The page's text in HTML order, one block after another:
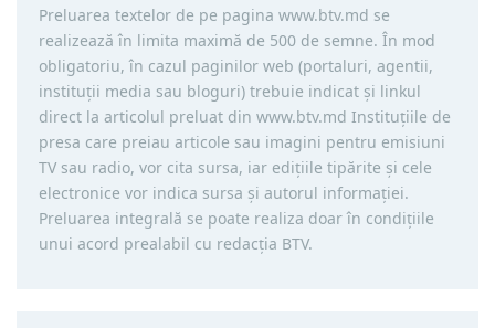
Preluarea textelor de pe pagina www.btv.md se
realizează în limita maximă de 500 de semne. În mod
obligatoriu, în cazul paginilor web (portaluri, agentii,
instituţii media sau bloguri) trebuie indicat şi linkul
direct la articolul preluat din www.btv.md Instituţiile de
presa care preiau articole sau imagini pentru emisiuni
TV sau radio, vor cita sursa, iar ediţiile tipărite și cele
electronice vor indica sursa şi autorul informaţiei.
Preluarea integrală se poate realiza doar în condiţiile
unui acord prealabil cu redacţia BTV.